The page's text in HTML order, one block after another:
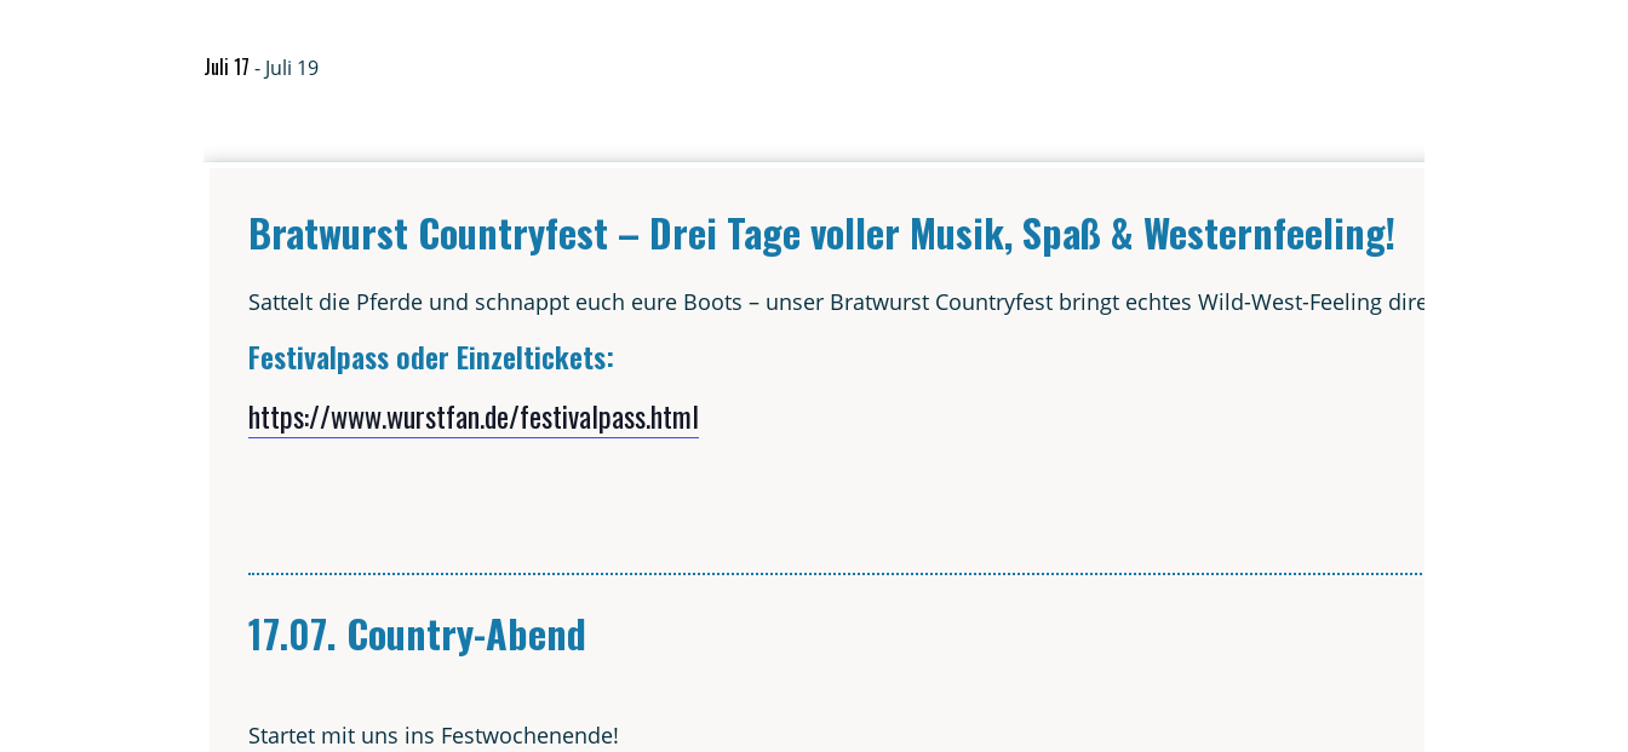
Juli 17 - Juli 19
Brat­wurst Coun­try­fest – Drei Tage vol­ler Musik, Spaß & Westernfeeling!
Sat­telt die Pfer­de und schnappt euch eure Boots – unser Brat­wurst Coun­try­fest bringt ech­tes Wild-West-Fee­ling direkt zu euch! Freut
Fes­ti­val­pass oder Einzeltickets:
https://www.wurstfan.de/festivalpass.html
17.07. Coun­try-Abend
Star­tet mit uns ins Festwochenende!